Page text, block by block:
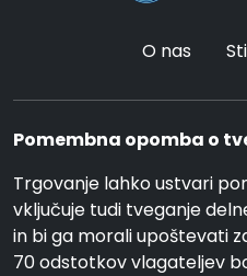
O nas
Pomembna opomba o
Trgovanje lahko ustvari
vključuje tudi tveganje
in bi ga morali upoštevati
70 odstotkov vlagateljev